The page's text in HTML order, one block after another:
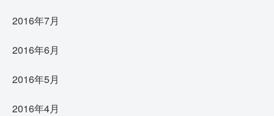
2016年7月
2016年6月
2016年5月
2016年4月